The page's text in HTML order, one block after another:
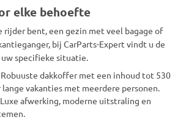
elke behoefte
rijder bent, een gezin met veel bagage of
bij CarParts-Expert vindt u de
specifieke situatie.
Robuuste dakkoffer met een inhoud tot 530
vakanties met meerdere personen.
afwerking, moderne uitstraling en